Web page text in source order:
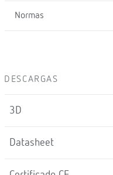
Normas
DESCARGAS
3D
Datasheet